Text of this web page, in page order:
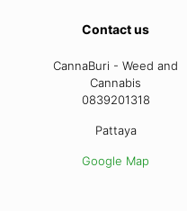
Contact us
CannaBuri - Weed and
Cannabis
0839201318
Pattaya
Google Map